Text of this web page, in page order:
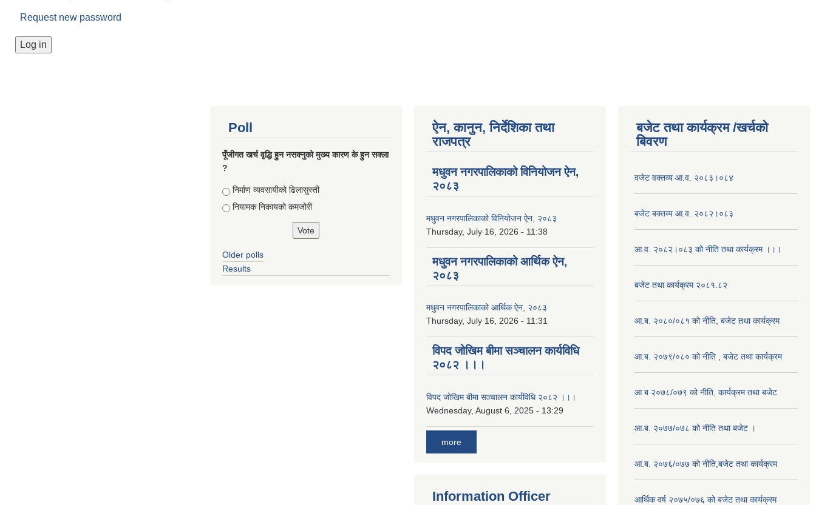
Request new password
Poll
पूँजीगत खर्च वृद्धि हुन नसक्नुको मुख्य कारण के हुन सक्ला
?
Choices
निर्माण व्यवसायीको ढिलासुस्ती
नियामक निकायको कमजोरी
Older polls
Results
ऐन, कानुन, निर्देशिका तथा
राजपत्र
मधुवन नगरपालिकाको विनियोजन ऐन,
२०८३
मधुवन नगरपालिकाको विनियोजन ऐन, २०८३
Thursday, July 16, 2026 - 11:38
मधुवन नगरपालिकाको आर्थिक ऐन,
२०८३
मधुवन नगरपालिकाको आर्थिक ऐन, २०८३
Thursday, July 16, 2026 - 11:31
विपद जोखिम बीमा सञ्चालन कार्यविधि
२०८२ ।।।
विपद जोखिम बीमा सञ्चालन कार्यविधि २०८२ ।।।
Wednesday, August 6, 2025 - 13:29
more
Information Officer
बजेट तथा कार्यक्रम /खर्चको
बिवरण
वजेट वक्तव्य आ.व. २०८३।०८४
बजेट बक्तव्य आ.व. २०८२।०८३
आ.व. २०८२।०८३ को नीति तथा कार्यक्रम ।।।
बजेट तथा कार्यक्रम २०८१.८२
आ.ब. २०८०/०८१ को नीति, बजेट तथा कार्यक्रम
आ.ब. २०७९/०८० को नीति , बजेट तथा कार्यक्रम
आ ब २०७८/०७९ को नीति, कार्यक्रम तथा बजेट
आ.ब. २०७७/०७८ को नीति तथा बजेट ।
आ.ब. २०७६/०७७ को नीति,बजेट तथा कार्यक्रम
आर्थिक वर्ष २०७५/०७६ को बजेट तथा कार्यक्रम